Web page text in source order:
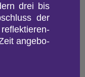
drei bis
der
an­ge­bo­